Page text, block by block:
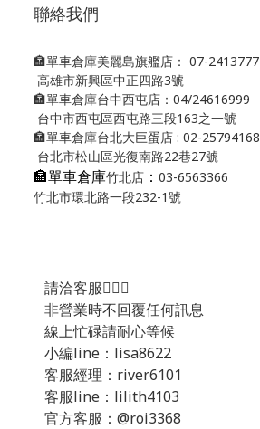
聯絡我們
🏣單車倉庫美麗島旗艦店： 07-2413777
高雄市新興區中正四路3號
🏣單車倉庫台中西屯店：04/24616999
台中市西屯區西屯路三段163之一號
🏣單車倉庫台北大巨蛋店 : 02-25794168
台北市松山區光復南路22巷27號
🏣單車倉庫竹北店 ： 03-6563366
竹北市環北路一段232-1號
請洽客服💁🏻‍♂️
非營業時不回覆任何訊息
線上忙碌請耐心等候
小編line：lisa8622
客服經理：river6101
客服line：lilith4103
官方客服：@roi3368